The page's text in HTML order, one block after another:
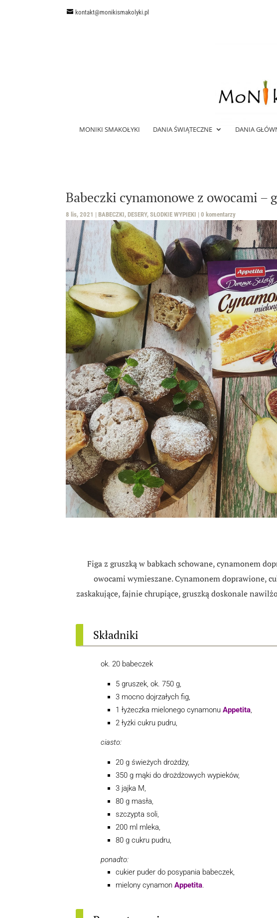
kontakt@monikismakolyki.pl
MONIKI SMAKOŁYKI DANIA ŚWIĄTECZNE DANIA
Babeczki cynamonowe z owocami –
8 lis, 2021 | BABECZKI, DESERY, SŁODKIE WYPIEKI | 0 komentarzy
Figa z gruszką w babkach schowane, cynamonem
owocami wymieszane. Cynamonem doprawione,
zaskakujące, fajnie chrupiące, gruszką doskonale
Składniki
ok. 20 babeczek
5 gruszek, ok. 750 g,
3 mocno dojrzałych fig,
1 łyżeczka mielonego cynamonu Appetita,
2 łyżki cukru pudru,
ciasto:
20 g świeżych drożdży,
350 g mąki do drożdżowych wypieków,
3 jajka M,
80 g masła,
szczypta soli,
200 ml mleka,
80 g cukru pudru,
ponadto:
cukier puder do posypania babeczek,
mielony cynamon Appetita.